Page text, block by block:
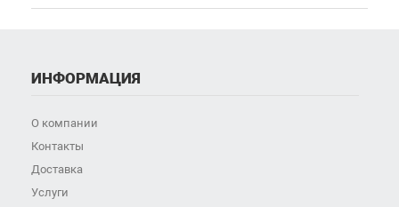
ИНФОРМАЦИЯ
О компании
Контакты
Доставка
Услуги